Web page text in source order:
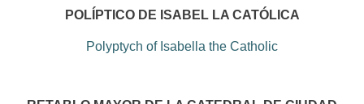
POLÍPTICO DE ISABEL LA CATÓLICA
Polyptych of Isabella the Catholic